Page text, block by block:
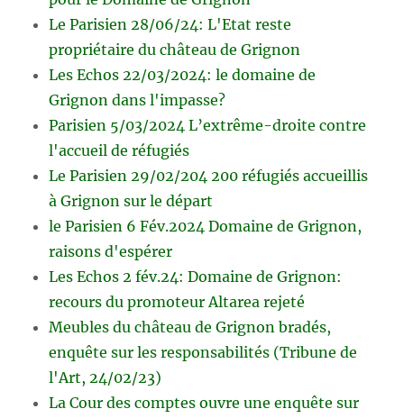
Le Parisien 28/06/24: L'Etat reste
propriétaire du château de Grignon
Les Echos 22/03/2024: le domaine de
Grignon dans l'impasse?
Parisien 5/03/2024 L’extrême-droite contre
l'accueil de réfugiés
Le Parisien 29/02/204 200 réfugiés accueillis
à Grignon sur le départ
le Parisien 6 Fév.2024 Domaine de Grignon,
raisons d'espérer
Les Echos 2 fév.24: Domaine de Grignon:
recours du promoteur Altarea rejeté
Meubles du château de Grignon bradés,
enquête sur les responsabilités (Tribune de
l'Art, 24/02/23)
La Cour des comptes ouvre une enquête sur